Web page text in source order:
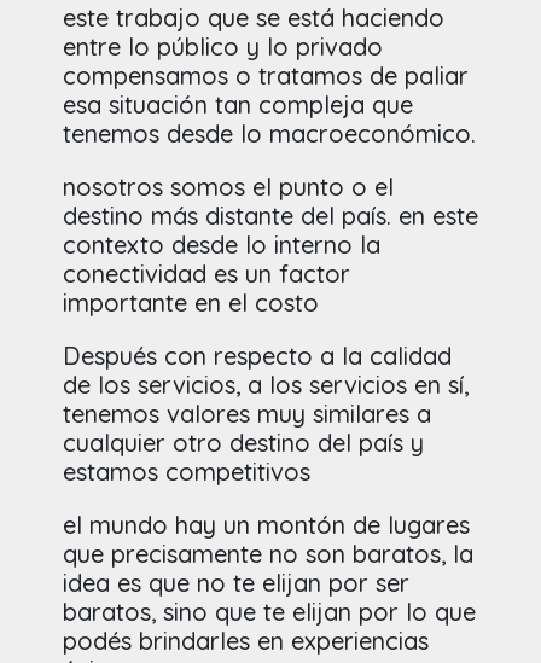
este trabajo que se está haciendo
entre lo público y lo privado
compensamos o tratamos de paliar
esa situación tan compleja que
tenemos desde lo macroeconómico.
nosotros somos el punto o el
destino más distante del país. en este
contexto desde lo interno la
conectividad es un factor
importante en el costo
Después con respecto a la calidad
de los servicios, a los servicios en sí,
tenemos valores muy similares a
cualquier otro destino del país y
estamos competitivos
el mundo hay un montón de lugares
que precisamente no son baratos, la
idea es que no te elijan por ser
baratos, sino que te elijan por lo que
podés brindarles en experiencias